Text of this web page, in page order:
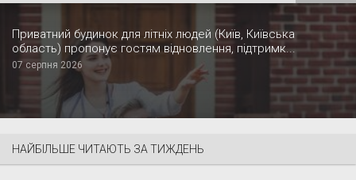
Приватний будинок для літніх людей (Київ, Київська
область) пропонує гостям відновлення, підтримк...
07 серпня 2026
НАЙБІЛЬШЕ ЧИТАЮТЬ ЗА ТИЖДЕНЬ